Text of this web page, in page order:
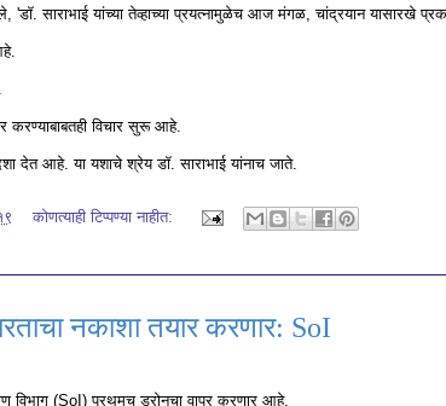
'डॉ. साराभाई यांच्या तेव्हाच्या प्रयत्नामुळेच आज मंगळ, चांद्रयान यासारखे
करण्याबाबतही विचार सुरू आहे.
देत आहे. या यशाचे श्रेय डॉ. साराभाई यांनाच जाते.
कोणत्याही टिप्पण्‍या नाहीत:
नकाशा तयार करणार: SoI
विभाग (SoI) प्रथमच ड्रोनचा वापर करणार आहे.